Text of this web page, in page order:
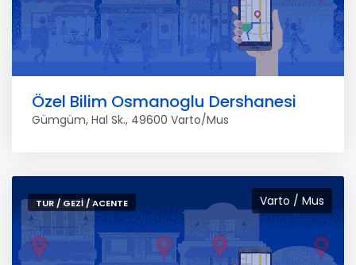
Özel Bilim Osmanoglu Dershanesi
Gümgüm, Hal Sk., 49600 Varto/Mus
Varto / Mus
TUR / GEZI / ACENTE